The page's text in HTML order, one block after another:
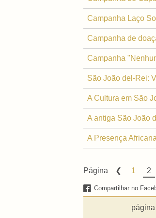
Campanha Laço
Campanha de
Campanha
São João del-Rei:
A Cultura em São
A antiga São João
A Presença
Página 1 2
Compartilhar no
página